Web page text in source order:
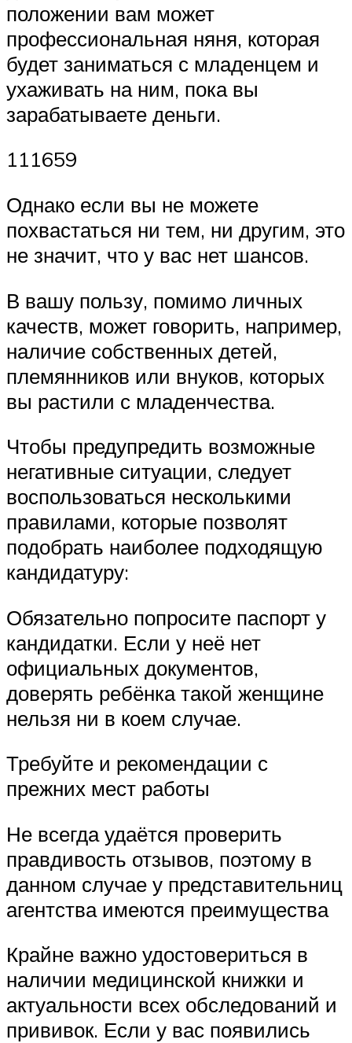
положении вам может
профессиональная няня, которая
будет заниматься с младенцем и
ухаживать на ним, пока вы
зарабатываете деньги.
111659
Однако если вы не можете
похвастаться ни тем, ни другим, это
не значит, что у вас нет шансов.
В вашу пользу, помимо личных
качеств, может говорить, например,
наличие собственных детей,
племянников или внуков, которых
вы растили с младенчества.
Чтобы предупредить возможные
негативные ситуации, следует
воспользоваться несколькими
правилами, которые позволят
подобрать наиболее подходящую
кандидатуру:
Обязательно попросите паспорт у
кандидатки. Если у неё нет
официальных документов,
доверять ребёнка такой женщине
нельзя ни в коем случае.
Требуйте и рекомендации с
прежних мест работы
Не всегда удаётся проверить
правдивость отзывов, поэтому в
данном случае у представительниц
агентства имеются преимущества
Крайне важно удостовериться в
наличии медицинской книжки и
актуальности всех обследований и
прививок. Если у вас появились